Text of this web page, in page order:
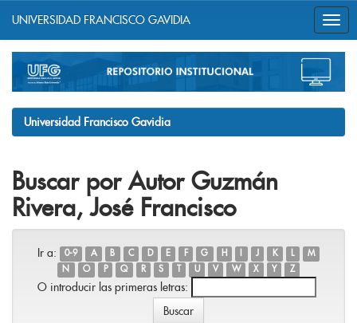
navigation
UNIVERSIDAD FRANCISCO GAVIDIA
Universidad Francisco Gavidia
Buscar por Autor Guzmán
Rivera, José Francisco
Ir a: 0-9 A B C D E F G H J K L
M
N
O P Q R S U V W X Y Z
O introducir las primeras letras: